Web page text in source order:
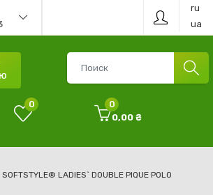
ru
ua
0
0
0,00 ₴
SOFTSTYLE® LADIES` DOUBLE PIQUE POLO